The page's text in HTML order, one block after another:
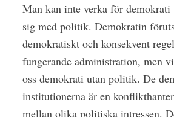
Man kan inte verka för demokrati
sig med politik. Demokratin
demokratiskt och konsekvent
fungerande administration, men
oss demokrati utan politik. De
institutionerna är en
mellan olika politiska intressen.